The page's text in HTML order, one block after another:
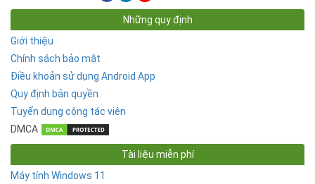
Những quy định
Giới thiệu
Chính sách bảo mật
Điều khoản sử dụng Android App
Quy định bản quyền
Tuyển dụng cộng tác viên
DMCA
Tài liệu miễn phí
Máy tính Windows 11